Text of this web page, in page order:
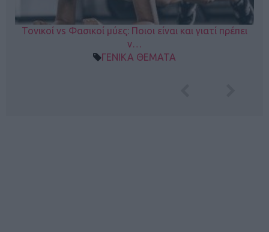
Τονικοί vs Φασικοί μύες: Ποιοι είναι και γιατί πρέπει
ν…
ΓΕΝΙΚΑ ΘΕΜΑΤΑ